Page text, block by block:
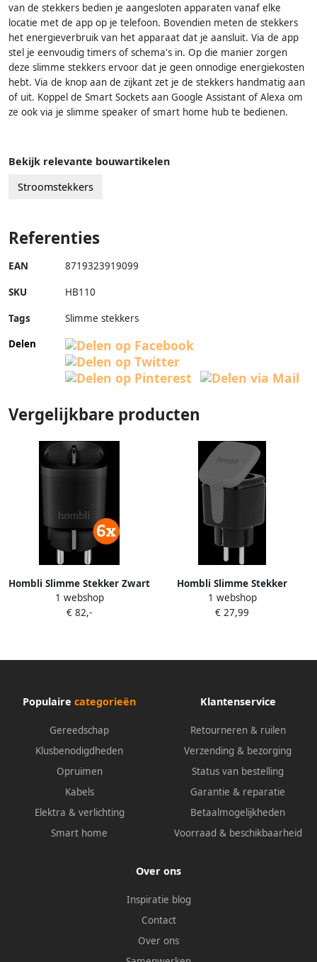
van de stekkers bedien je aangesloten apparaten vanaf elke
locatie met de app op je telefoon. Bovendien meten de stekkers
het energieverbruik van het apparaat dat je aansluit. Via de app
stel je eenvoudig timers of schema's in. Op die manier zorgen
deze slimme stekkers ervoor dat je geen onnodige energiekosten
hebt. Via de knop aan de zijkant zet je de stekkers handmatig aan
of uit. Koppel de Smart Sockets aan Google Assistant of Alexa om
ze ook via je slimme speaker of smart home hub te bedienen.
Bekijk relevante bouwartikelen
Stroomstekkers
Referenties
EAN 8719323919099
SKU HB110
Tags
Slimme stekkers
Delen
Vergelijkbare producten
Hombli Slimme Stekker Zwart
6-Pack
1 webshop
€ 82,-
Hombli Slimme Stekker
Buiten Zwart
1 webshop
€ 27,99
Populaire categorieën
Gereedschap
Klusbenodigdheden
Opruimen
Kabels
Elektra & verlichting
Smart home
Klantenservice
Retourneren & ruilen
Verzending & bezorging
Status van bestelling
Garantie & reparatie
Betaalmogelijkheden
Voorraad & beschikbaarheid
Over ons
Inspiratie blog
Contact
Over ons